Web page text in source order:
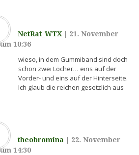
NetRat_WTX| 21. November
10:36
wieso, in dem Gummiband sind doch
schon zwei Löcher… eins auf der
Vorder- und eins auf der Hinterseite.
Ich glaub die reichen gesetzlich aus
theobromina
22. November
14:30